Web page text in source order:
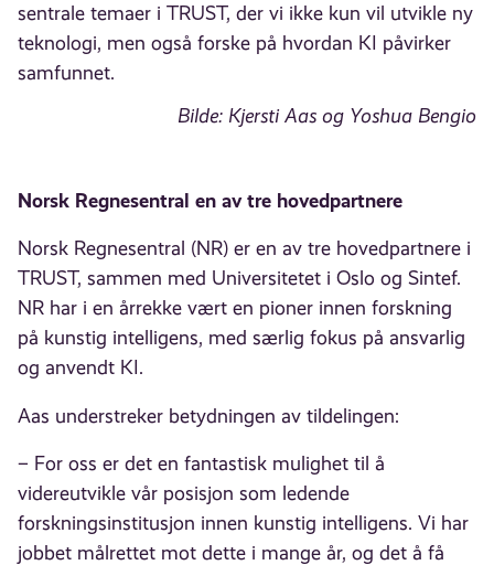
sentrale temaer i TRUST, der vi ikke kun vil utvikle ny
teknologi, men også forske på hvordan KI påvirker
samfunnet.
Bilde: Kjersti Aas og Yoshua Bengio
Norsk Regnesentral en av tre hovedpartnere
Norsk Regnesentral (NR) er en av tre hovedpartnere i
TRUST, sammen med Universitetet i Oslo og Sintef.
NR har i en årrekke vært en pioner innen forskning
på kunstig intelligens, med særlig fokus på ansvarlig
og anvendt KI.
Aas understreker betydningen av tildelingen:
– For oss er det en fantastisk mulighet til å
videreutvikle vår posisjon som ledende
forskningsinstitusjon innen kunstig intelligens. Vi har
jobbet målrettet mot dette i mange år, og det å få